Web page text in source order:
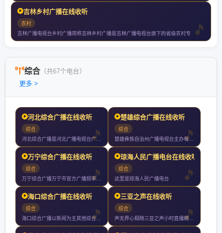
吉林乡村广播在线收听
农村
吉林广播电视台乡村广播简称吉林乡村广播是吉林广播电视台旗下的省级农村专
综合 （共67个电台）
更多 >
河北综合广播在线收听
综合
河北综合广播是河北广播电视台广播双主频之一是河北省委省政府权
楚雄综合广播在线收听
综合
楚雄彝族自治州广播电视台主办每天播出时间小时是彝州主要的新闻
万宁综合广播在线收听
综合
万宁综合广播万宁市官方广播频率以新闻政务为核心多元传播讲好万
琼海人民广播电台在线收听
综合
这里是琼海人民广播电台
海口综合广播在线收听
综合
海口综合广播以新闻为主其他综合性资讯娱乐节目为辅每天档黄金时
三亚之声在线收听
综合
声无界心相随三亚之声小时直播精彩不断